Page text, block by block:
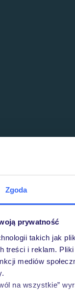
Zgoda
prywatność
takich jak
treści i reklam.
mediów
na wszystkie”
wakacje.